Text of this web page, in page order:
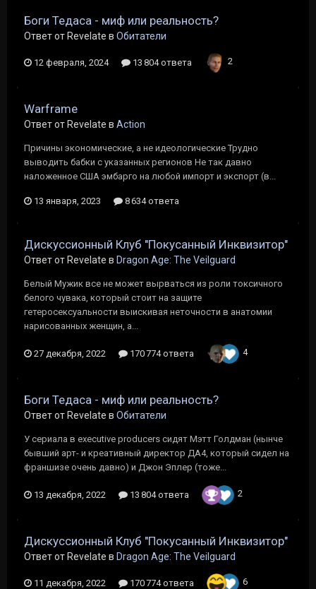
Боги Тедаса - миф или реальность?
Ответ от Revelate в Обитатели
12 февраля, 2024 13 804 ответа 2
Warframe
Ответ от Revelate в Action
Причины экономические, а не идеологические Трудно
выводить бабки с указанных регионов Не так давно
наложенное США эмбарго на любой импорт и экспорт (в...
13 января, 2023 8 634 ответа
Дискуссионный Клуб "Покусанный Инквизитор"
Ответ от Revelate в Dragon Age: The Veilguard
Белый Мужик все не может вырваться из роли токсичного
белого чувака, который стоит на защите
гетеросексуальности выискивая неточности в анатомии
нарисованных женщин, а...
27 декабря, 2022 170 774 ответа 4
Боги Тедаса - миф или реальность?
Ответ от Revelate в Обитатели
У сериала в executive producers сидят Мэтт Голдман (нынче
бывший арт- и креативный директор ДА4, который сидел на
франшизе очень давно) и Джон Эплер (тоже...
13 декабря, 2022 13 804 ответа 2
Дискуссионный Клуб "Покусанный Инквизитор"
Ответ от Revelate в Dragon Age: The Veilguard
11 декабря, 2022 170 774 ответа 6